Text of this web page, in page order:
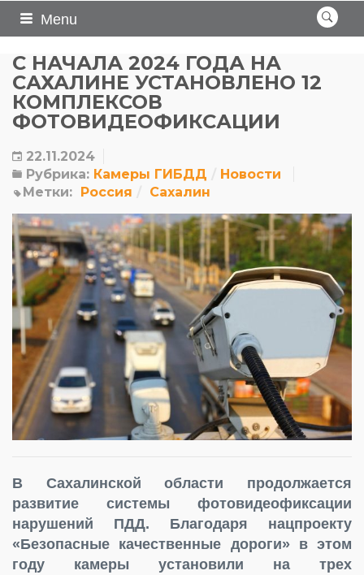
Menu
С НАЧАЛА 2024 ГОДА НА
САХАЛИНЕ УСТАНОВЛЕНО 12
КОМПЛЕКСОВ
ФОТОВИДЕОФИКСАЦИИ
22.11.2024
Рубрика: Камеры ГИБДД
Новости
Метки: Россия Сахалин
В Сахалинской области продолжается
развитие системы фотовидеофиксации
нарушений ПДД. Благодаря нацпроекту
«Безопасные качественные дороги» в этом
году камеры установили на трех